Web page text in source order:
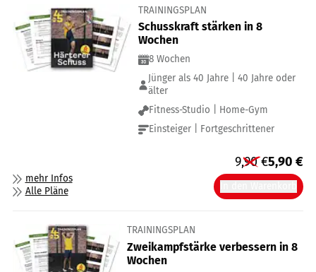
TRAININGSPLAN
Schusskraft stärken in 8
Wochen
8 Wochen
Jünger als 40 Jahre | 40 Jahre oder
älter
Fitness-Studio | Home-Gym
Einsteiger | Fortgeschrittener
mehr Infos
Alle Pläne
9,90€5,90 €
TRAININGSPLAN
Zweikampfstärke verbessern in 8
Wochen